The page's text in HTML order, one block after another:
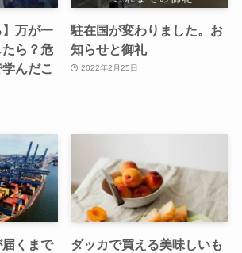
】万が一
ら？危
んだこ
駐在国が変わりました。お
知らせと御礼
2022年2月25日
くまで
ダッカで買える美味しいも